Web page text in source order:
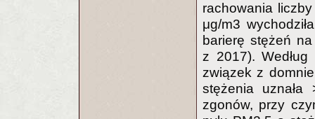
rachowania
μg/m3
barierę stężeń
z 2017).
związek z
stężenia
zgonów, przy